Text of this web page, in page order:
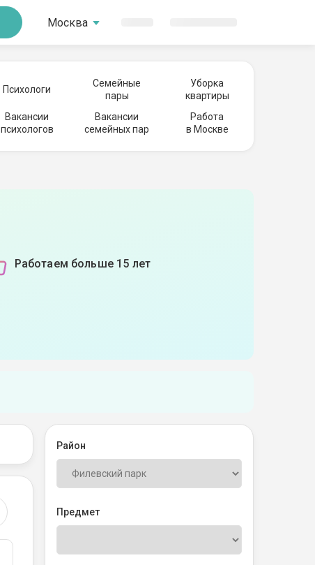
Москва
Психологи
Семейные
пары
Уборка
квартиры
Вакансии
психологов
Вакансии
семейных пар
Работа
в Москве
Работаем больше 15 лет
Район
Предмет